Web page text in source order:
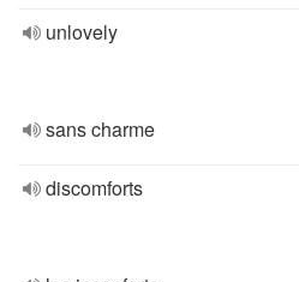
unlovely
sans charme
discomforts